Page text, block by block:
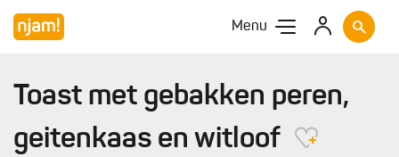
Menu
Toast met gebakken peren,
geitenkaas en witloof